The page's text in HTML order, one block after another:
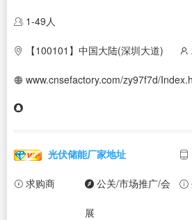
1-49人
【100101】中国大陆(深圳大道)
www.cnsefactory.com/zy97f7d/
光伏储能厂家地址
求购商 公关/市场推广/会
展